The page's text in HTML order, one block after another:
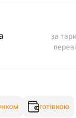
за
готівкою